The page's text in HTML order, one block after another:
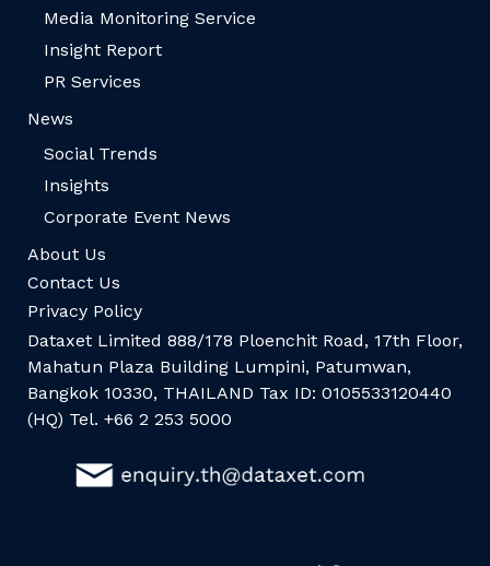
Media Monitoring Service
Insight Report
PR Services
News
Social Trends
Insights
Corporate Event News
About Us
Contact Us
Privacy Policy
Dataxet Limited 888/178 Ploenchit Road, 17th Floor,
Mahatun Plaza Building Lumpini, Patumwan,
Bangkok 10330, THAILAND Tax ID: 0105533120440
(HQ) Tel. +66 2 253 5000